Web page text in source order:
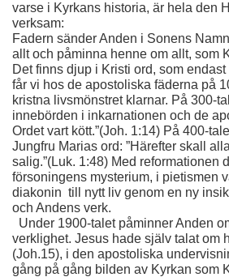
varse i Kyrkans historia, är hela den
verksam:
Fadern sänder Anden i Sonens
allt och påminna henne om allt, som
Det finns djup i Kristi ord, som
får vi hos de apostoliska fäderna på
kristna livsmönstret klarnar. På 300-
innebörden i inkarnationen och de
Ordet vart kött.”(Joh. 1:14) På 400-
Jungfru Marias ord: ”Härefter skall
salig.”(Luk. 1:48) Med reformationen
försoningens mysterium, i pietismen
diakonin  till nytt liv genom en ny
och Andens verk.
Under 1900-talet påminner Anden
verklighet. Jesus hade själv talat om
(Joh.15), i den apostoliska
gång på gång bilden av Kyrkan som